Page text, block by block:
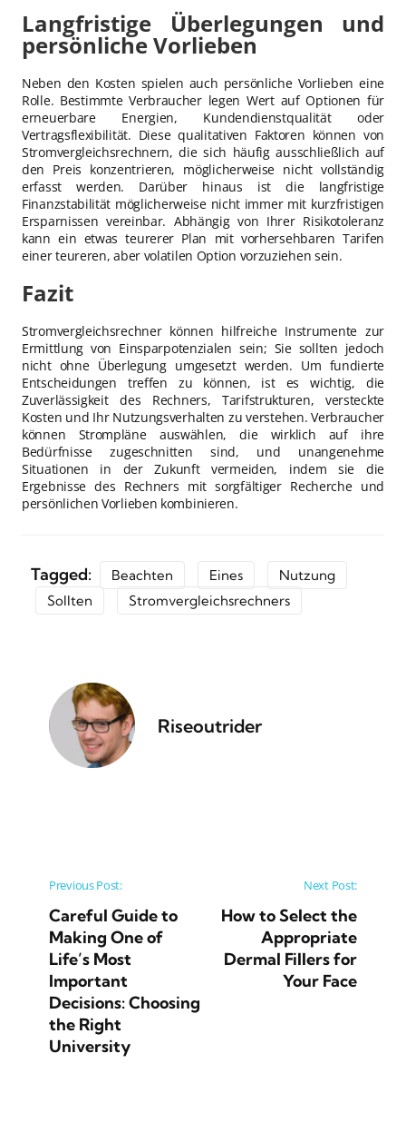
Langfristige Überlegungen und
persönliche Vorlieben
Neben den Kosten spielen auch persönliche Vorlieben eine
Rolle. Bestimmte Verbraucher legen Wert auf Optionen für
erneuerbare Energien, Kundendienstqualität oder
Vertragsflexibilität. Diese qualitativen Faktoren können von
Stromvergleichsrechnern, die sich häufig ausschließlich auf
den Preis konzentrieren, möglicherweise nicht vollständig
erfasst werden. Darüber hinaus ist die langfristige
Finanzstabilität möglicherweise nicht immer mit kurzfristigen
Ersparnissen vereinbar. Abhängig von Ihrer Risikotoleranz
kann ein etwas teurerer Plan mit vorhersehbaren Tarifen
einer teureren, aber volatilen Option vorzuziehen sein.
Fazit
Stromvergleichsrechner können hilfreiche Instrumente zur
Ermittlung von Einsparpotenzialen sein; Sie sollten jedoch
nicht ohne Überlegung umgesetzt werden. Um fundierte
Entscheidungen treffen zu können, ist es wichtig, die
Zuverlässigkeit des Rechners, Tarifstrukturen, versteckte
Kosten und Ihr Nutzungsverhalten zu verstehen. Verbraucher
können Strompläne auswählen, die wirklich auf ihre
Bedürfnisse zugeschnitten sind, und unangenehme
Situationen in der Zukunft vermeiden, indem sie die
Ergebnisse des Rechners mit sorgfältiger Recherche und
persönlichen Vorlieben kombinieren.
Tagged: Beachten Eines
Nutzung
Sollten
Stromvergleichsrechners
Riseoutrider
Post navigation
Previous Post:
Careful Guide to
Making One of
Life’s Most
Important
Decisions: Choosing
the Right
University
Next Post:
How to Select the
Appropriate
Dermal Fillers for
Your Face